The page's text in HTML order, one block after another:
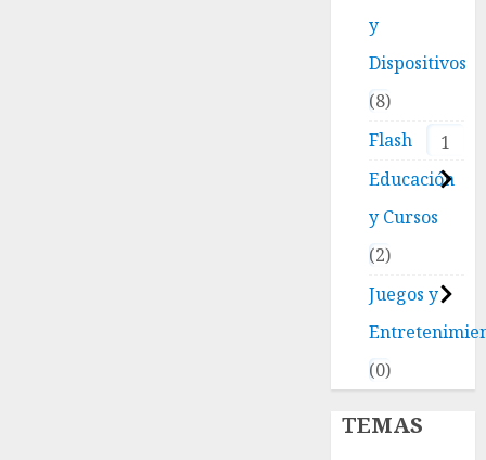
y
Dispositivos
8
Flash
1
Educación
y Cursos
2
Juegos y
0
TEMAS